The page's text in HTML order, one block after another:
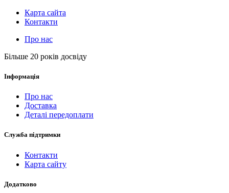
Карта сайта
Контакти
Про нас
Більше 20 років досвіду
Інформація
Про нас
Доставка
Деталі передоплати
Служба підтримки
Контакти
Карта сайту
Додатково